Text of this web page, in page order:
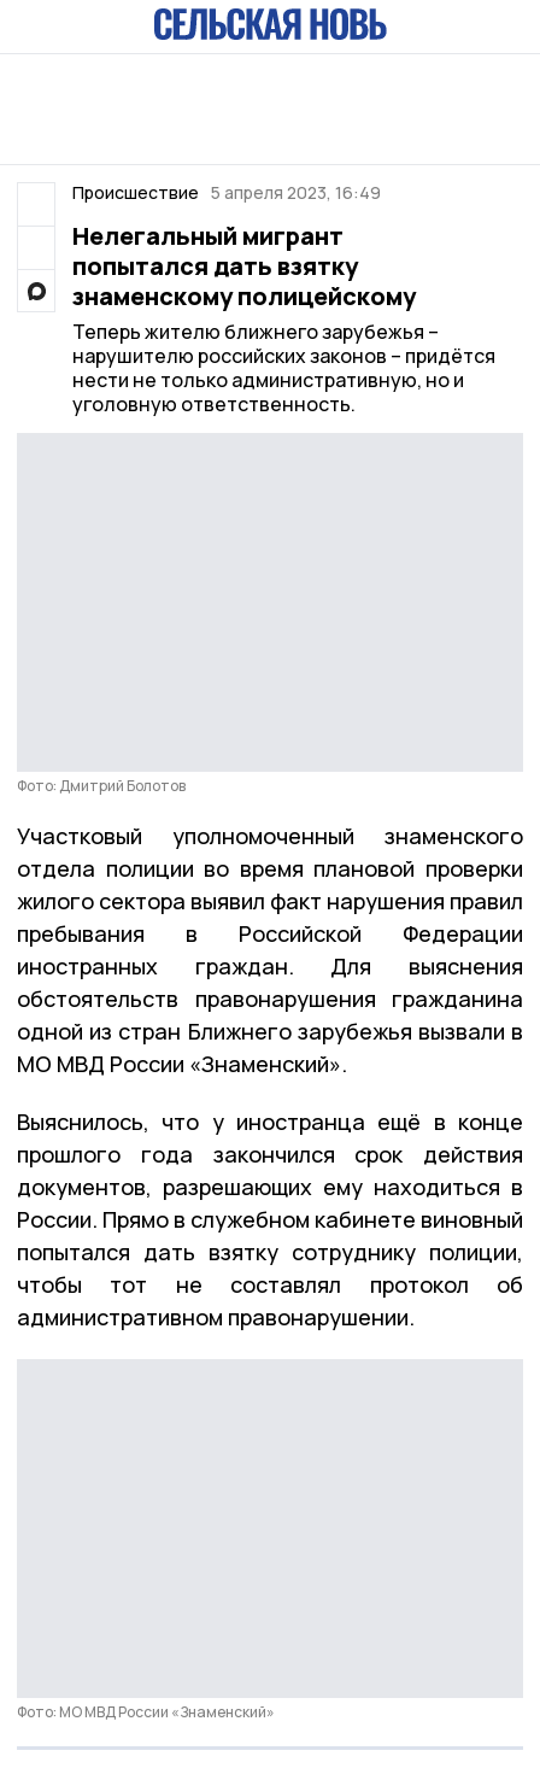
Происшествие 5 апреля 2023, 16:49
Нелегальный мигрант
попытался дать взятку
знаменскому полицейскому
Теперь жителю ближнего зарубежья –
нарушителю российских законов – придётся
нести не только административную, но и
уголовную ответственность.
Фото: Дмитрий Болотов
Участковый уполномоченный знаменского
отдела полиции во время плановой проверки
жилого сектора выявил факт нарушения правил
пребывания в Российской Федерации
иностранных граждан. Для выяснения
обстоятельств правонарушения гражданина
одной из стран Ближнего зарубежья вызвали в
МО МВД России «Знаменский».
Выяснилось, что у иностранца ещё в конце
прошлого года закончился срок действия
документов, разрешающих ему находиться в
России. Прямо в служебном кабинете виновный
попытался дать взятку сотруднику полиции,
чтобы тот не составлял протокол об
административном правонарушении.
Фото: МО МВД России «Знаменский»